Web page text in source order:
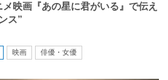
映画『あの星に君がいる』で伝え
ス”
映画 俳優・女優